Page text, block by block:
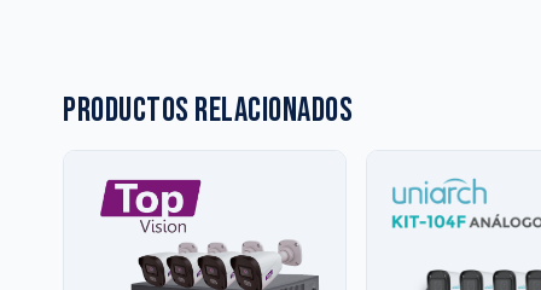
Productos relacionados